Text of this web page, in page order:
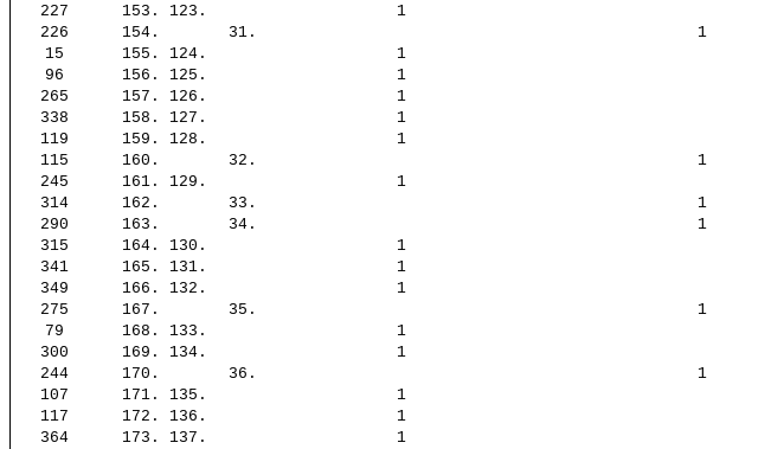
227
153. 123. 1
226
154. 31. 1
15
155. 124. 1
96
156. 125. 1
265
157. 126. 1
338
158. 127. 1
119
159. 128. 1
115
160. 32. 1
245
161. 129. 1
314
162. 33. 1
290
163. 34. 1
315
164. 130. 1
341
165. 131. 1
349
166. 132. 1
275
167. 35. 1
79
168. 133. 1
300
169. 134. 1
244
170. 36. 1
107
171. 135. 1
117
172. 136. 1
364
173. 137. 1